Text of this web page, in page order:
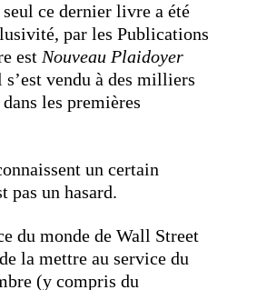
ce dernier livre a été
par les Publications
est Nouveau Plaidoyer
vendu à des milliers
les premières
un certain
pas un hasard.
du monde de Wall Street
la mettre au service du
(y compris du